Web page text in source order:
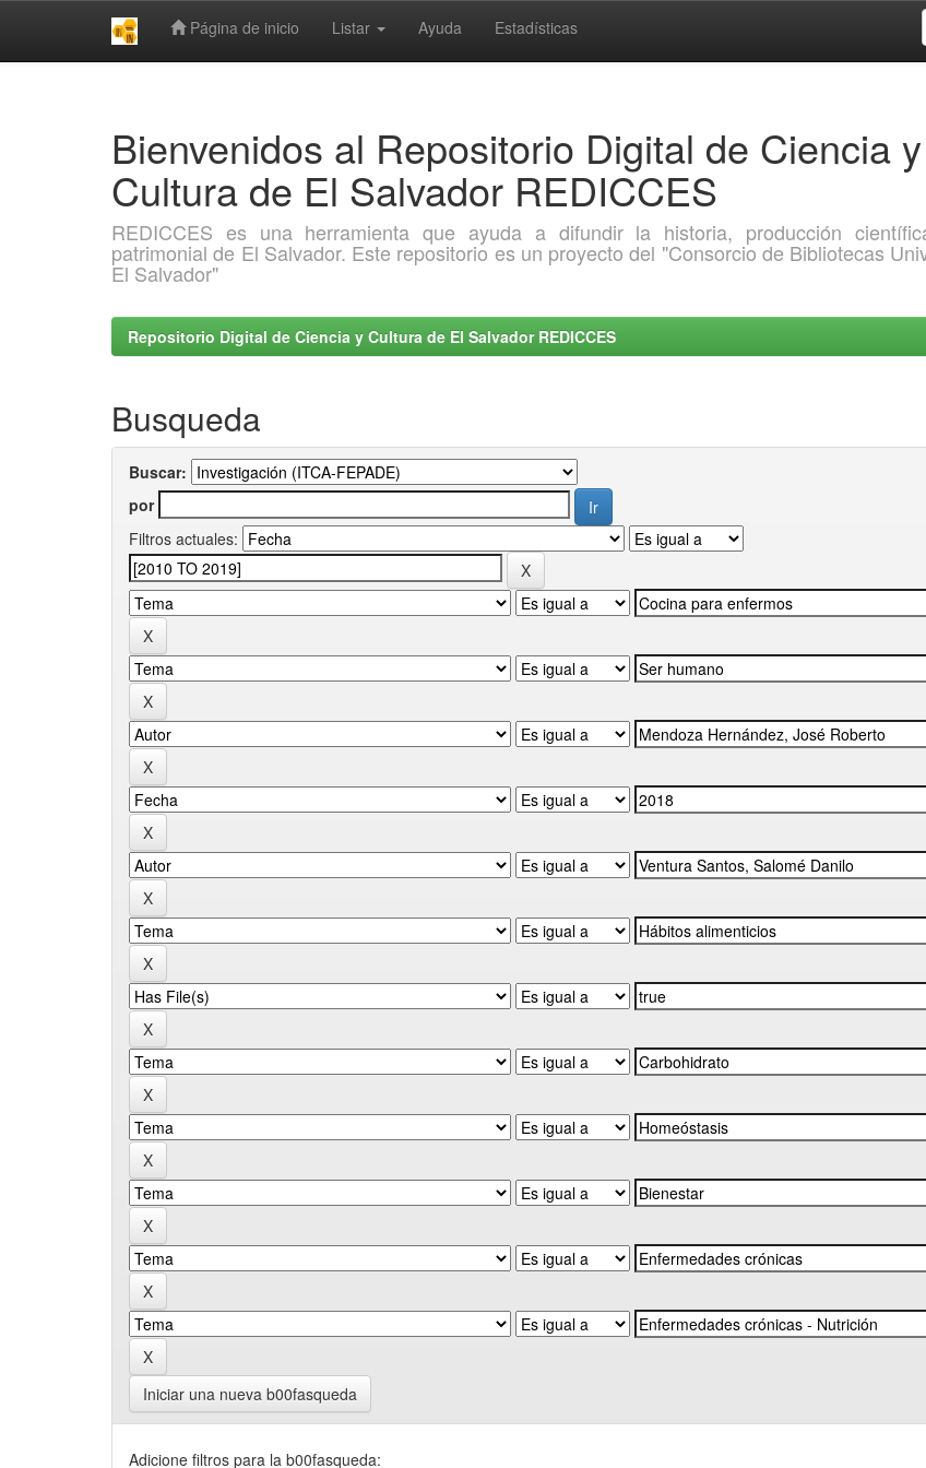
Página de inicio Listar Ayuda Estadísticas
Bienvenidos al Repositorio Digital de Ciencia y
Cultura de El Salvador REDICCES
REDICCES es una herramienta que ayuda a difundir la historia, producción
patrimonial de El Salvador. Este repositorio es un proyecto del "Consorcio de Bibliotecas
El Salvador"
Repositorio Digital de Ciencia y Cultura de El Salvador REDICCES
Busqueda
Buscar:
por
Filtros actuales:
Iniciar una nueva b00fasqueda
Adicione filtros para la b00fasqueda: